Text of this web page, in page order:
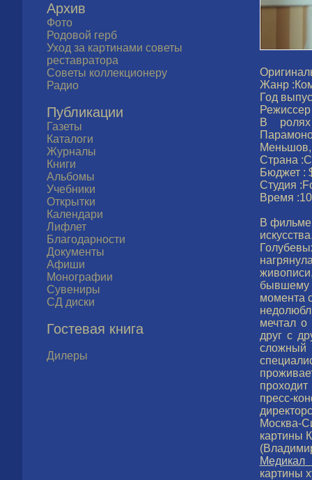
Архив
Фото
Родовой герб
Уход за картинами советы
реставратора
Советы коллекционеру
Радио
Публикации
Газеты
Каталоги
Журналы
Книги
Альбомы
Учебники
Открытки
Календари
Лифлет
Благодарности
Документы
Афиши
Монографии
Сувениры
СД диски
Гостевая книга
Дилеры
Жанр
Год
Режиссер
В
Меньшов,
Страна
Бюджет :
Студия
Время
В фильме
бывшему
момента
мечтал о
друг с
сложный
пресс-
Москва-
картины
Медикал
картины